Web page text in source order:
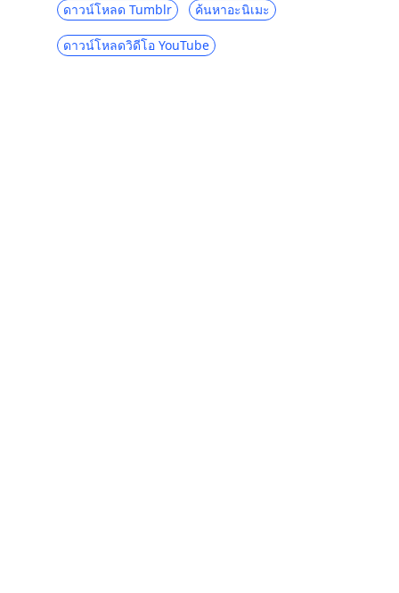
Hulu กับ Amazon Prime: การเปรียบเทียบ
แบบรวมทุกอย่าง [2023]
ดาวน์โหลด Tumblr ค้นหาอะนิเมะ
ดาวน์โหลดวิดีโอ YouTube